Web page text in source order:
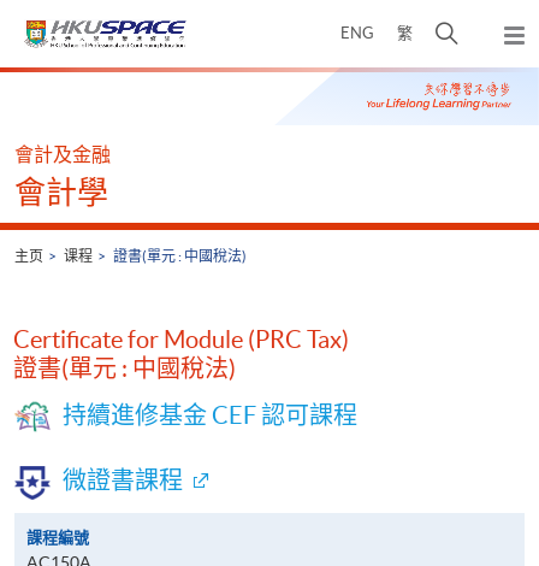
ENG 繁
开
搜
寻
弹
出
主
Main
會計及金融
會計學
主页 课程 證書(單元 : 中國稅法)
Certificate for Module (PRC Tax)
證書(單元 : 中國稅法)
持續進修基金 CEF 認可課程
微證書課程
課程編號
AC150A